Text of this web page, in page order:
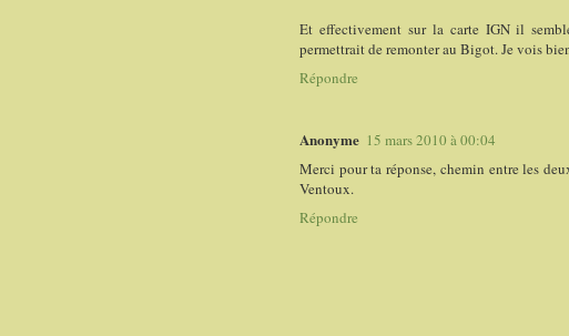
Et effectivement sur la carte IGN il
permettrait de remonter au Bigot. Je vois
Répondre
Anonyme 15 mars 2010 à 00:04
Merci pour ta réponse, chemin entre les
Ventoux.
Répondre